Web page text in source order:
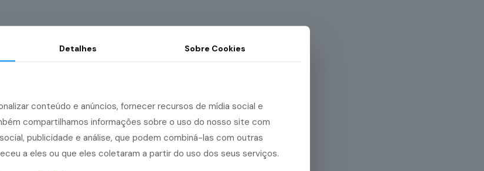
Detalhes Sobre Cookies
conteúdo e anúncios, fornecer recursos de mídia social e
compartilhamos informações sobre o uso do nosso site com
publicidade e análise, que podem combiná-las com outras
a eles ou que eles coletaram a partir do uso dos seus serviços.